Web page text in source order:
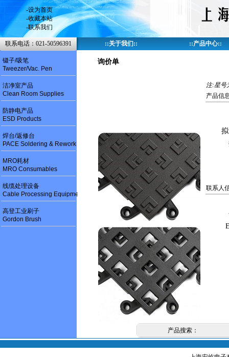
镊子/吸笔
Tweezer/Vac. Pen
洁净室产品
Clean Room Supplies
防静电产品
ESD Products
焊台/返修台
PACE Soldering & Rework
MRO耗材
MRO Consumables
线缆处理设备
Cable Processing Equipment
高登工业刷子
Gordon Brush
-设为首页
-收藏本站
-联系我们
联系电话：021-50596391 ::关于我们 :: ::产品中心::
询价单
注:星号
产品信
联系人
产品搜索：